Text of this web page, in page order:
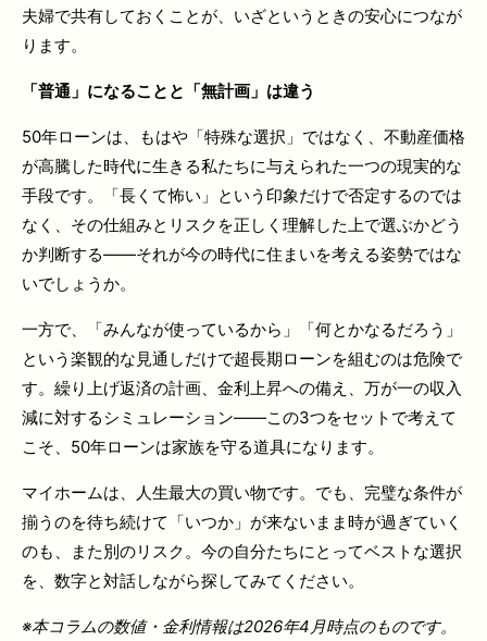
夫婦で共有しておくことが、いざというときの安心につなが
ります。
「普通」になることと「無計画」は違う
50年ローンは、もはや「特殊な選択」ではなく、不動産価格
が高騰した時代に生きる私たちに与えられた一つの現実的な
手段です。「長くて怖い」という印象だけで否定するのでは
なく、その仕組みとリスクを正しく理解した上で選ぶかどう
か判断する——それが今の時代に住まいを考える姿勢ではな
いでしょうか。
一方で、「みんなが使っているから」「何とかなるだろう」
という楽観的な見通しだけで超長期ローンを組むのは危険で
す。繰り上げ返済の計画、金利上昇への備え、万が一の収入
減に対するシミュレーション——この3つをセットで考えて
こそ、50年ローンは家族を守る道具になります。
マイホームは、人生最大の買い物です。でも、完璧な条件が
揃うのを待ち続けて「いつか」が来ないまま時が過ぎていく
のも、また別のリスク。今の自分たちにとってベストな選択
を、数字と対話しながら探してみてください。
※本コラムの数値・金利情報は2026年4月時点のものです。